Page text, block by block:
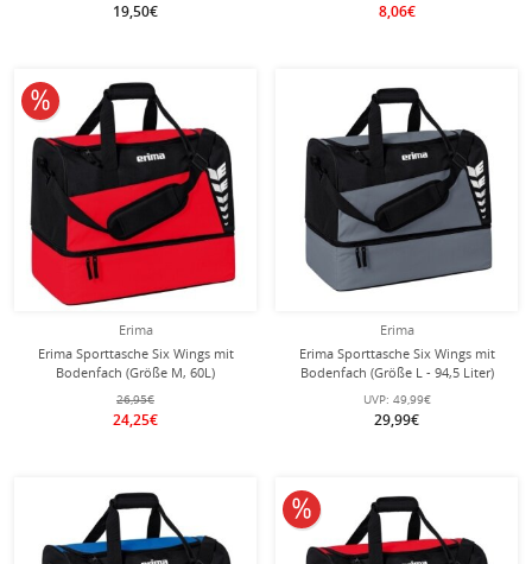
19,50€ 8,06€
Erima
Erima Sporttasche Six Wings mit
Bodenfach (Größe M, 60L)
rot/schwarz
26,95€
24,25€
10% reduziert
Erima
Erima Sporttasche Six Wings mit
Bodenfach (Größe L - 94,5 Liter)
grau/schwarz 60x35x45cm
UVP: 49,99€
29,99€
10% reduziert